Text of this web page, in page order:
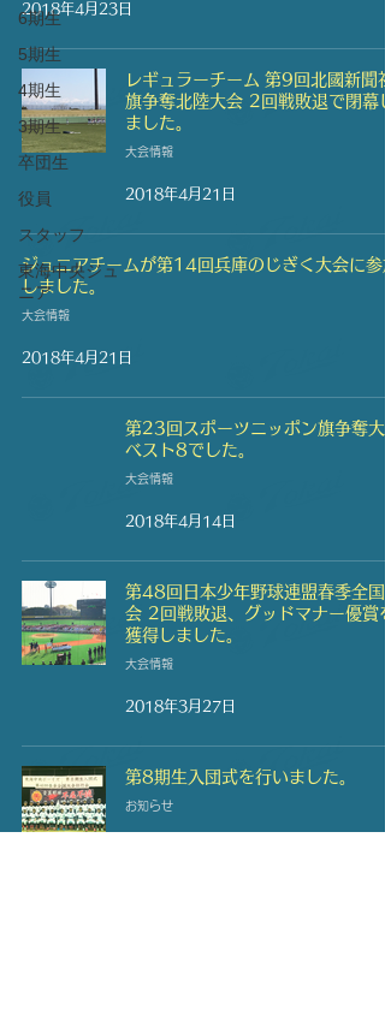
6期生
5期生
4期生
3期生
卒団生
役員
スタッフ
東海中央ジュ
ニア
2018年4月23日
レギュラーチーム 第9回北國新聞社
旗争奪北陸大会 2回戦敗退で閉幕
ました。
大会情報
2018年4月21日
ジュニアチームが第14回兵庫のじぎく大会に参
しました。
大会情報
2018年4月21日
第23回スポーツニッポン旗争奪大
ベスト8でした。
大会情報
2018年4月14日
第48回日本少年野球連盟春季全国
会 2回戦敗退、グッドマナー優賞
獲得しました。
大会情報
2018年3月27日
第8期生入団式を行いました。
お知らせ